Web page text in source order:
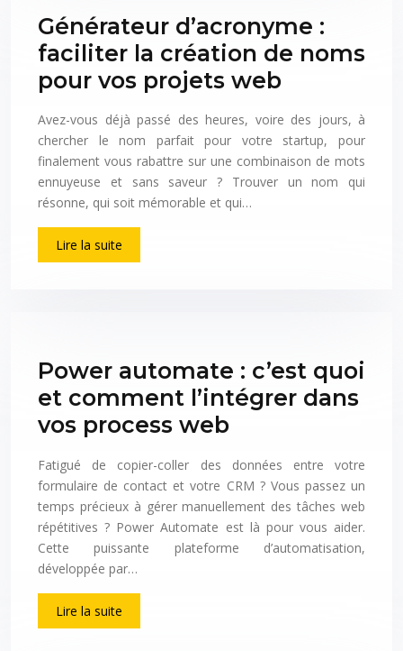
Générateur d’acronyme :
faciliter la création de noms
pour vos projets web
Avez-vous déjà passé des heures, voire des jours, à
chercher le nom parfait pour votre startup, pour
finalement vous rabattre sur une combinaison de mots
ennuyeuse et sans saveur ? Trouver un nom qui
résonne, qui soit mémorable et qui…
Lire la suite
Power automate : c’est quoi
et comment l’intégrer dans
vos process web
Fatigué de copier-coller des données entre votre
formulaire de contact et votre CRM ? Vous passez un
temps précieux à gérer manuellement des tâches web
répétitives ? Power Automate est là pour vous aider.
Cette puissante plateforme d’automatisation,
développée par…
Lire la suite